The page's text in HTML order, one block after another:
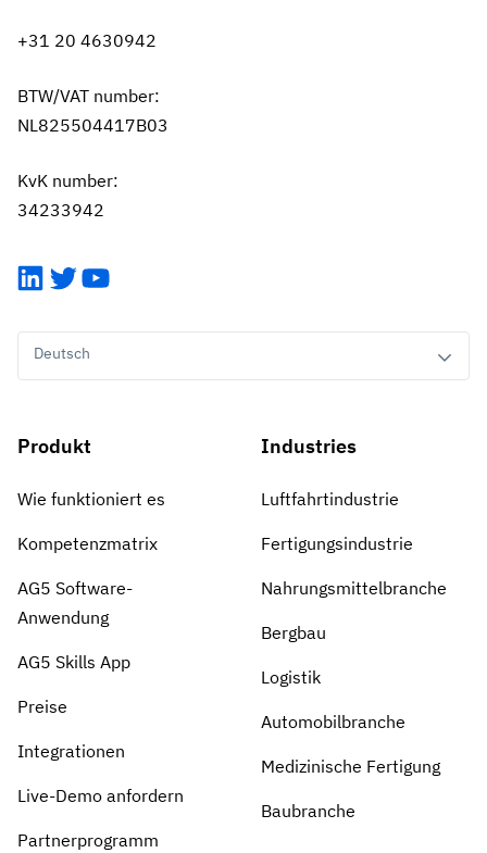
+31 20 4630942
BTW/VAT number:
NL825504417B03
KvK number:
34233942
LinkedIn
TwitterYouTube
Deutsch
Produkt
Wie funktioniert es
Kompetenzmatrix
AG5 Software-
Anwendung
AG5 Skills App
Preise
Integrationen
Live-Demo anfordern
Partnerprogramm
Industries
Luftfahrtindustrie
Fertigungsindustrie
Nahrungsmittelbranche
Bergbau
Logistik
Automobilbranche
Medizinische Fertigung
Baubranche